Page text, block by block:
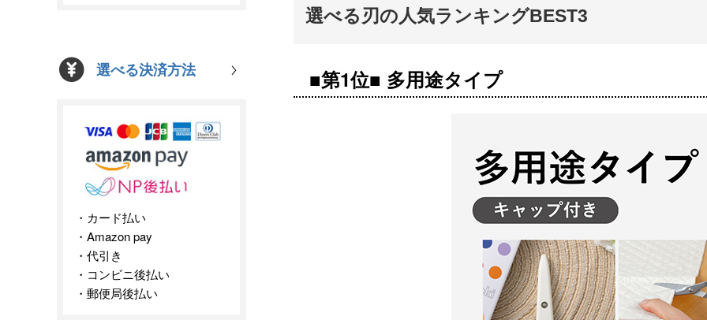
選べる決済方法
カード払い
Amazon pay
代引き
コンビニ後払い
郵便局後払い
選べる刃の人気ランキングBEST3
■第1位■ 多用途タイプ